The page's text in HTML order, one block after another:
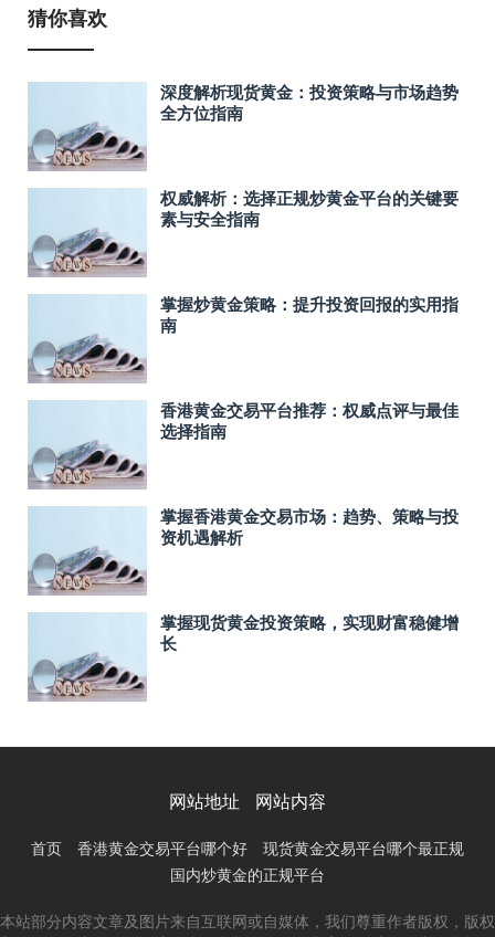
猜你喜欢
深度解析现货黄金：投资策略与市场趋势
全方位指南
权威解析：选择正规炒黄金平台的关键要
素与安全指南
掌握炒黄金策略：提升投资回报的实用指
南
香港黄金交易平台推荐：权威点评与最佳
选择指南
掌握香港黄金交易市场：趋势、策略与投
资机遇解析
掌握现货黄金投资策略，实现财富稳健增
长
网站地址 网站内容
首页 香港黄金交易平台哪个好
现货黄金交易平台哪个最正规
国内炒黄金的正规平台
本站部分内容文章及图片来自互联网或自媒体，我们尊重作者版权，版权